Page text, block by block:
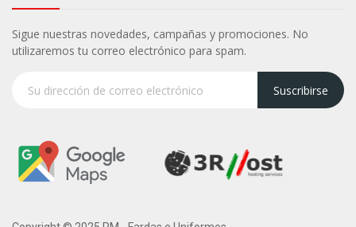
Sigue nuestras novedades, campañas y promociones. No
utilizaremos tu correo electrónico para spam.
Suscribirse